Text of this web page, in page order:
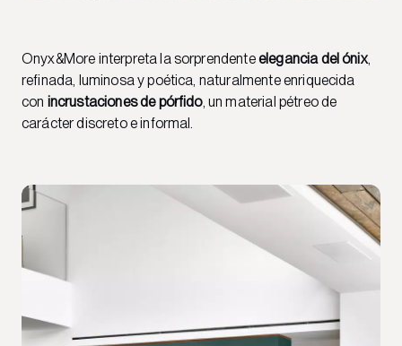
Onyx&More interpreta la sorprendenteelegancia del ónix,
refinada, luminosa y poética, naturalmente enriquecida
con incrustaciones de pórfido, un material pétreo de
carácter discreto e informal.